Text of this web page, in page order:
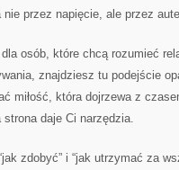
przez napięcie, ale przez
osób, które chcą rozumieć
znajdziesz tu podejście
miłość, która dojrzewa z
daje Ci narzędzia.
zdobyć” i “jak utrzymać za